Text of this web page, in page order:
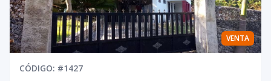
VENTA
CÓDIGO: #1427